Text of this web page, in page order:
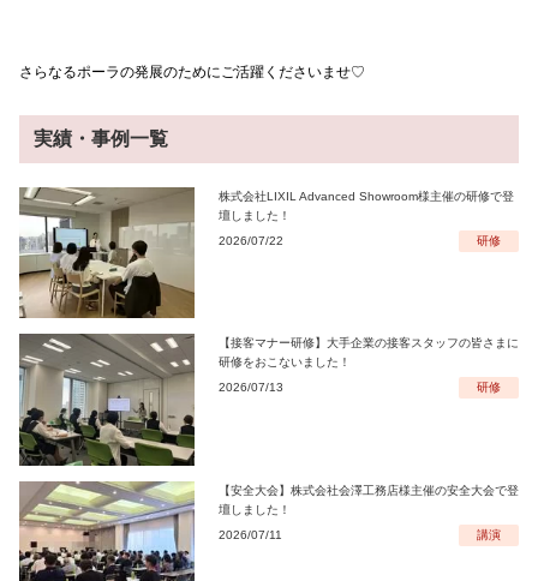
さらなるポーラの発展のためにご活躍くださいませ♡
実績・事例一覧
株式会社LIXIL Advanced Showroom様主催の研修で登
壇しました！
2026/07/22
研修
【接客マナー研修】大手企業の接客スタッフの皆さまに
研修をおこないました！
2026/07/13
研修
【安全大会】株式会社会澤工務店様主催の安全大会で登
壇しました！
2026/07/11
講演